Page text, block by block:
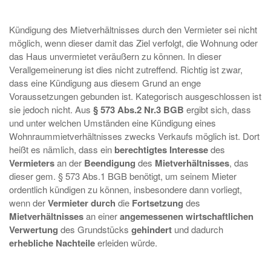
Kündigung des Mietverhältnisses durch den Vermieter sei nicht
möglich, wenn dieser damit das Ziel verfolgt, die Wohnung oder
das Haus unvermietet veräußern zu können. In dieser
Verallgemeinerung ist dies nicht zutreffend. Richtig ist zwar,
dass eine Kündigung aus diesem Grund an enge
Voraussetzungen gebunden ist. Kategorisch ausgeschlossen ist
sie jedoch nicht. Aus § 573 Abs.2 Nr.3 BGB ergibt sich, dass
und unter welchen Umständen eine Kündigung eines
Wohnraummietverhältnisses zwecks Verkaufs möglich ist. Dort
heißt es nämlich, dass ein berechtigtes Interessedes
Vermietersan der Beendigung des Mietverhältnisses, das
dieser gem. § 573 Abs.1 BGB benötigt, um seinem Mieter
ordentlich kündigen zu können, insbesondere dann vorliegt,
wenn derVermieterdurch die Fortsetzung des
Mietverhältnissesan einerangemessenen wirtschaftlichen
Verwertung des Grundstücks gehindert und dadurch
erhebliche Nachteileerleiden würde.